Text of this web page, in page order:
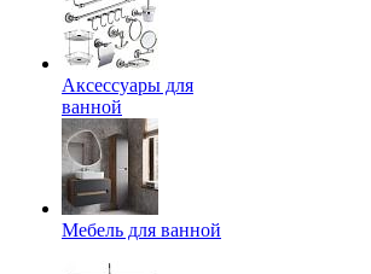
Аксессуары для
ванной
Мебель для ванной